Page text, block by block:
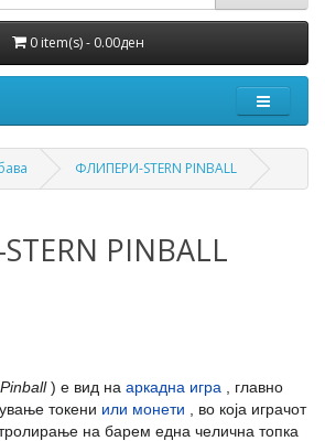
0 item(s) - 0.00ден
ФЛИПЕРИ-STERN PINBALL
PINBALL
Pinball) е вид на аркадна игра , главно
токени или монети , во која играчот
на барем една челична топка